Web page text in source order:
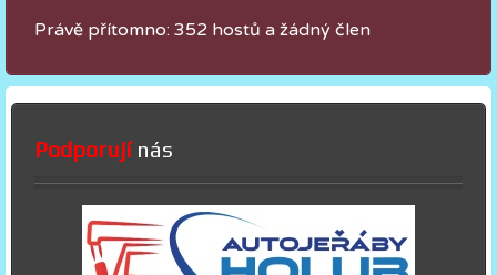
Právě přítomno: 352 hostů a žádný člen
Podporujínás